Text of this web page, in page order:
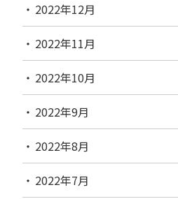
2022年12月
2022年11月
2022年10月
2022年9月
2022年8月
2022年7月